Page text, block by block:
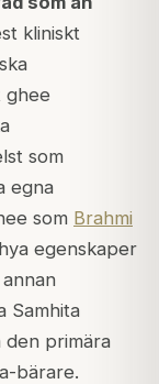
kliniskt
ghee
som
egna
som Brahmi
egenskaper
Samhita
den primära
bärare.